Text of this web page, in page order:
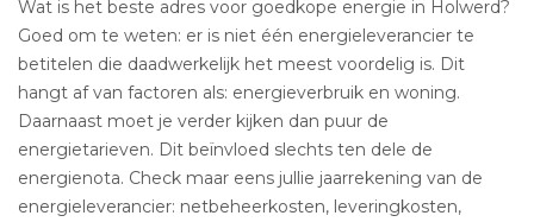
Wat is het beste adres voor goedkope energie in Holwerd?
Goed om te weten: er is niet één energieleverancier te
betitelen die daadwerkelijk het meest voordelig is. Dit
hangt af van factoren als: energieverbruik en woning.
Daarnaast moet je verder kijken dan puur de
energietarieven. Dit beïnvloed slechts ten dele de
energienota. Check maar eens jullie jaarrekening van de
energieleverancier: netbeheerkosten, leveringkosten,